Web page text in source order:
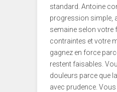
standard. Antoine
progression simple,
semaine selon votre
contraintes et votre
gagnez en force
restent faisables.
douleurs parce que
avec prudence.